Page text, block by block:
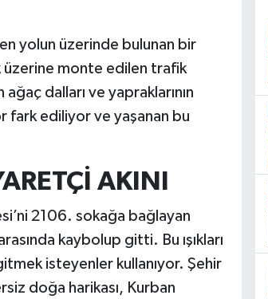
yolun üzerinde bulunan bir
üzerine monte edilen trafik
dalları ve yapraklarının
fark ediliyor ve yaşanan bu
AKINI
2106. sokağa bağlayan
kaybolup gitti. Bu ışıkları
isteyenler kullanıyor. Şehir
doğa harikası, Kurban